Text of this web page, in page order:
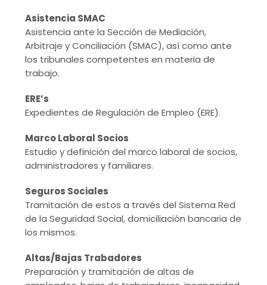
Asistencia SMAC
Asistencia ante la Sección de Mediación,
Arbitraje y Conciliación (SMAC), así como ante
los tribunales competentes en materia de
trabajo.
ERE’s
Expedientes de Regulación de Empleo (ERE).
Marco Laboral Socios
Estudio y definición del marco laboral de socios,
administradores y familiares.
Seguros Sociales
Tramitación de estos a través del Sistema Red
de la Seguridad Social, domiciliación bancaria de
los mismos.
Altas/Bajas Trabadores
Preparación y tramitación de altas de